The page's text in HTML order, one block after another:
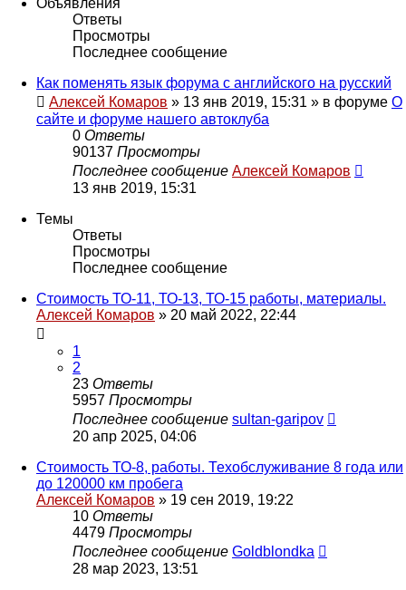
Ответы
Просмотры
Последнее сообщение
Как поменять язык форума с английского на русский
Алексей Комаров » 13 янв 2019, 15:31 » в форуме О
сайте и форуме нашего автоклуба
0 Ответы
90137 Просмотры
Последнее сообщение Алексей Комаров
13 янв 2019, 15:31
Темы
Ответы
Просмотры
Последнее сообщение
Стоимость ТО-11, ТО-13, ТО-15 работы, материалы.
Алексей Комаров » 20 май 2022, 22:44
1
2
23 Ответы
5957 Просмотры
Последнее сообщение sultan-garipov
20 апр 2025, 04:06
Стоимость ТО-8, работы. Техобслуживание 8 года или
до 120000 км пробега
Алексей Комаров » 19 сен 2019, 19:22
10 Ответы
4479 Просмотры
Последнее сообщение Goldblondka
28 мар 2023, 13:51